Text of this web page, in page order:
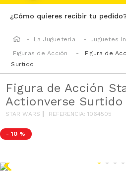
¿Cómo quieres recibir tu
La Juguetería
Juguetes
Figuras de Acción
Figura de
Surtido
Figura de Acción
Actionverse Surtido
STAR WARS REFERENCIA:1064505
- 10 %